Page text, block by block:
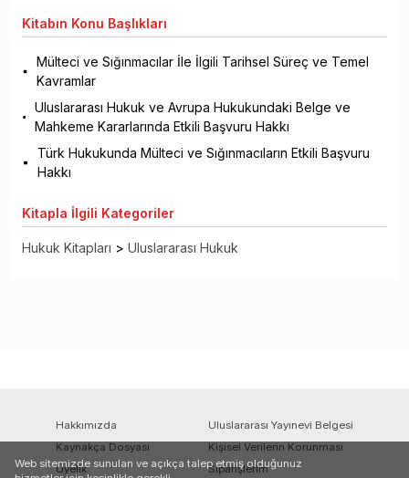
Kitabın Konu Başlıkları
Mülteci ve Sığınmacılar İle İlgili Tarihsel Süreç ve Temel
Kavramlar
Uluslararası Hukuk ve Avrupa Hukukundaki Belge ve
Mahkeme Kararlarında Etkili Başvuru Hakkı
Türk Hukukunda Mülteci ve Sığınmacıların Etkili Başvuru
Hakkı
Kitapla İlgili Kategoriler
Hukuk Kitapları > Uluslararası Hukuk
Hakkımızda
Uluslararası Yayınevi Belgesi
Kaynakça Dosyası
Kişisel Verilerin Korunması
Üyelik
Siparişlerim
Web sitemizde sunulan ve açıkça talep etmiş olduğunuz